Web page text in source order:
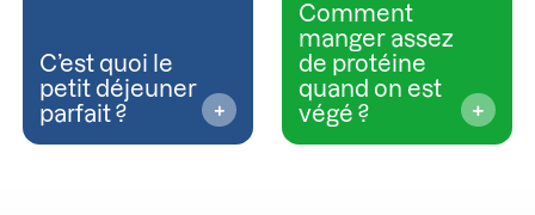
C’est quoi le
petit déjeuner
parfait ?
Comment
manger assez
de protéine
quand on est
végé ?